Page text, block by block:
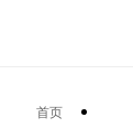
首页